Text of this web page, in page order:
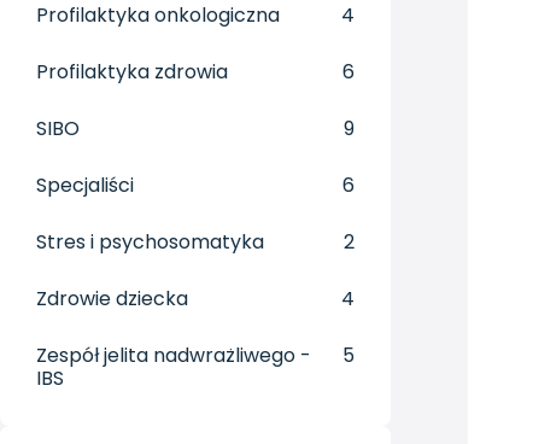
Profilaktyka onkologiczna 4
Profilaktyka zdrowia 6
SIBO 9
Specjaliści 6
Stres i psychosomatyka 2
Zdrowie dziecka 4
Zespół jelita nadwrażliwego -
IBS
5